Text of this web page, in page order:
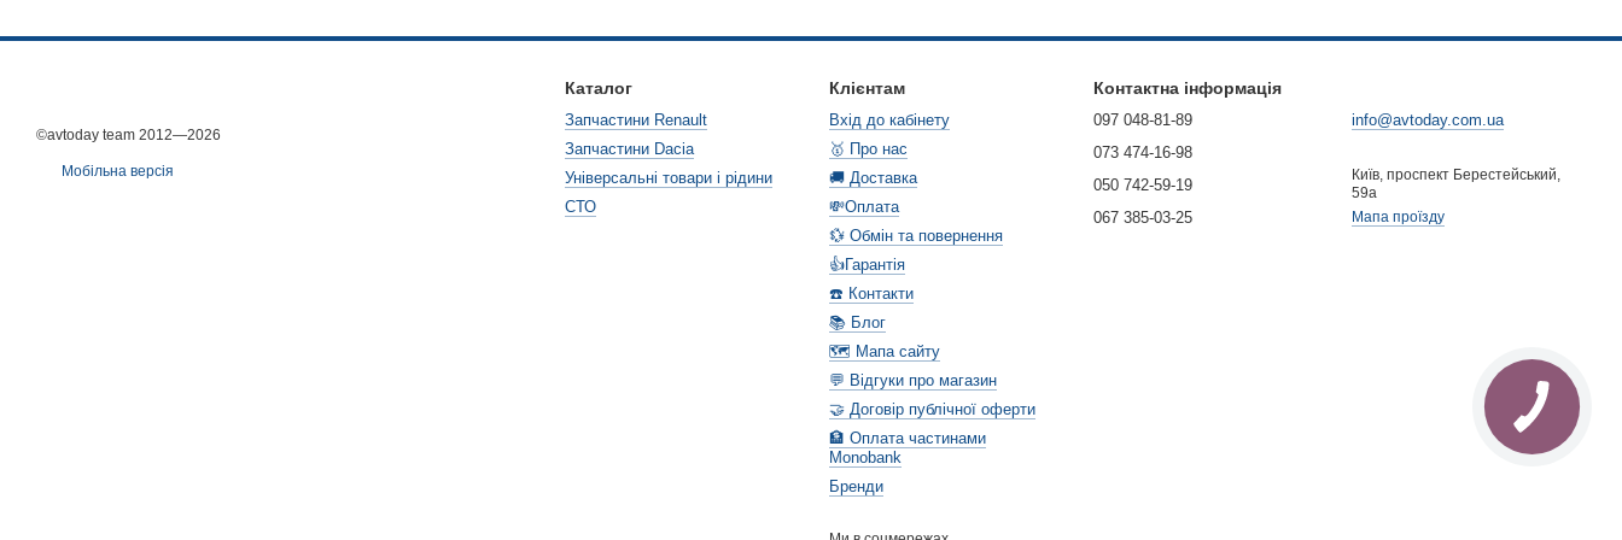
©avtoday team 2012—2026
Мобільна версія
Каталог
Запчастини Renault
Запчастини Dacia
Універсальні товари і рідини
СТО
Клієнтам
Вхід до кабінету
🥇 Про нас
🚚 Доставка
💸Оплата
💱 Обмін та повернення
👍Гарантія
☎️ Контакти
📚 Блог
🗺️ Мапа сайту
💬 Відгуки про магазин
🤝 Договір публічної оферти
🏦 Оплата частинами
Monobank
Бренди
Контактна інформація
097 048-81-89
073 474-16-98
050 742-59-19
067 385-03-25
info@avtoday.com.ua
Київ, проспект Берестейський,
59а
Мапа проїзду